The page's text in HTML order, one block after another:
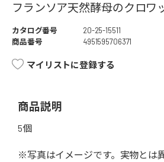
フランソア天然酵母のクロワ
カタログ番号
20-25-15511
商品番号
4951595706371
マイリストに登録する
商品説明
5個
※写真はイメージです。実物とは